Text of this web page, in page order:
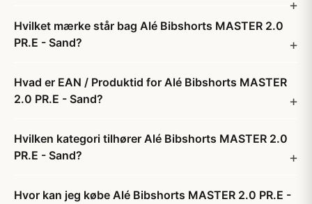
Hvilket mærke står bag Alé Bibshorts MASTER 2.0
PR.E - Sand?
Hvad er EAN / Produktid for Alé Bibshorts MASTER
2.0 PR.E - Sand?
Hvilken kategori tilhører Alé Bibshorts MASTER 2.0
PR.E - Sand?
Hvor kan jeg købe Alé Bibshorts MASTER 2.0 PR.E -